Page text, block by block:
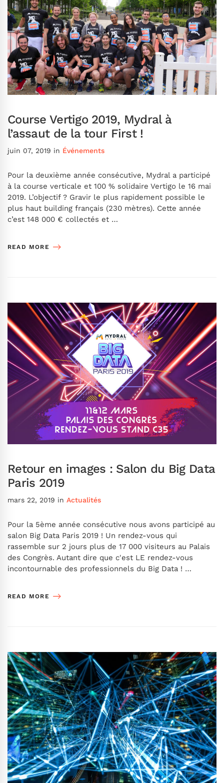
Course Vertigo 2019, Mydral à
l’assaut de la tour First !
juin 07, 2019 in Événements
Pour la deuxième année consécutive, Mydral a participé
à la course verticale et 100 % solidaire Vertigo le 16 mai
2019. L’objectif ? Gravir le plus rapidement possible le
plus haut building français (230 mètres). Cette année
c’est 148 000 € collectés et …
READ MORE
Retour en images : Salon du Big Data
Paris 2019
mars 22, 2019 in Actualités
Pour la 5ème année consécutive nous avons participé au
salon Big Data Paris 2019 ! Un rendez-vous qui
rassemble sur 2 jours plus de 17 000 visiteurs au Palais
des Congrès. Autant dire que c'est LE rendez-vous
incontournable des professionnels du Big Data ! …
READ MORE